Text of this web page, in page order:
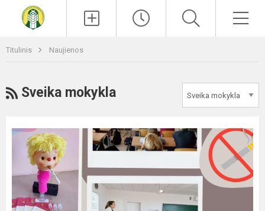
Titulinis Naujienos
RSS
Sveika mokykla
Elektroninių
cigarečių
vartojimo
prevencija